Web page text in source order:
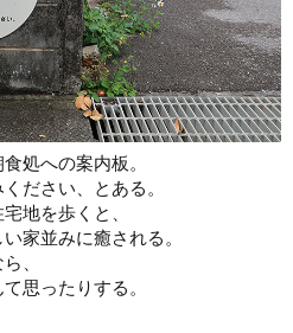
処への案内板。
ださい、とある。
地を歩くと、
家並みに癒される。
、
思ったりする。